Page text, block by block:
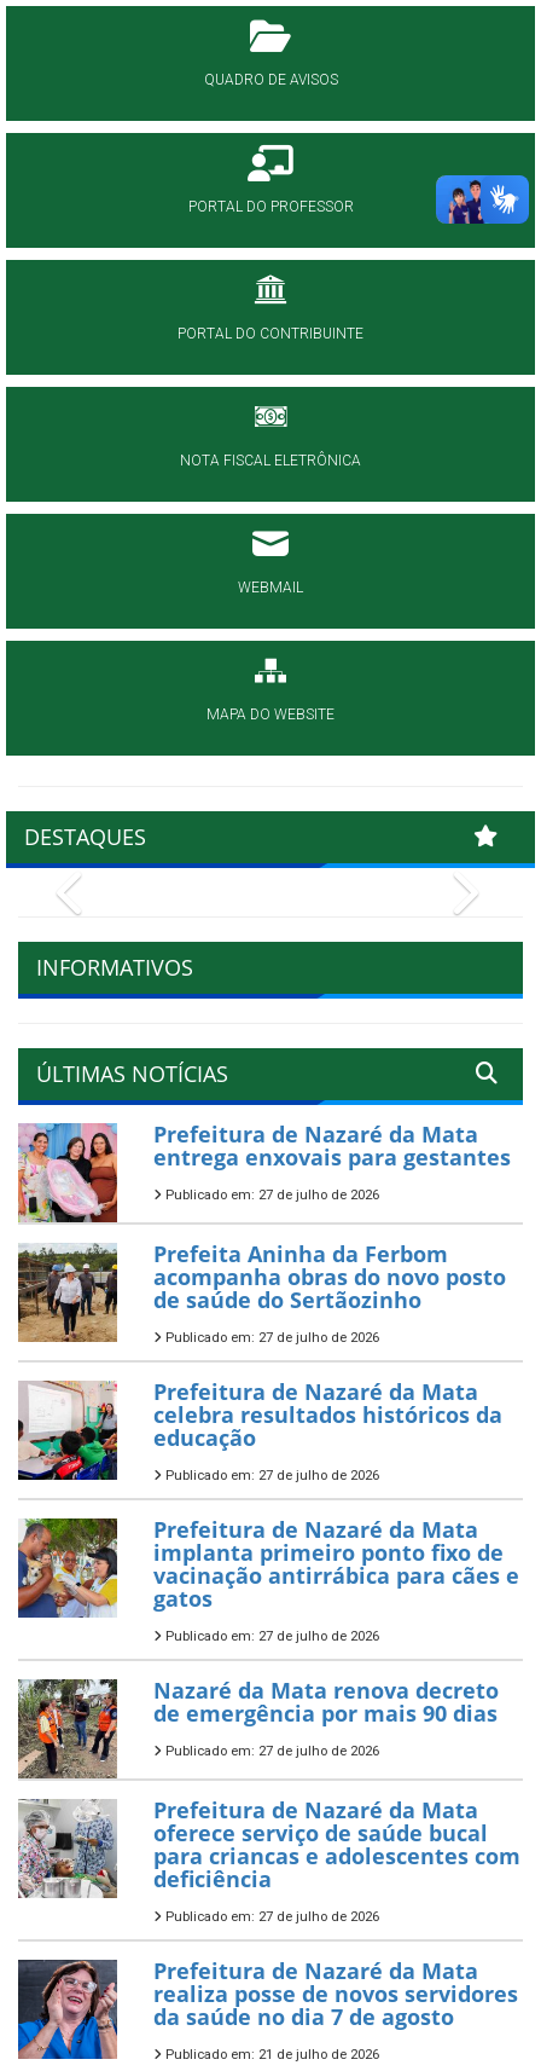
QUADRO DE AVISOS
PORTAL DO PROFESSOR
PORTAL DO CONTRIBUINTE
NOTA FISCAL ELETRÔNICA
WEBMAIL
MAPA DO WEBSITE
DESTAQUES
INFORMATIVOS
ÚLTIMAS NOTÍCIAS
Prefeitura de Nazaré da Mata
entrega enxovais para gestantes
Publicado em: 27 de julho de 2026
Prefeita Aninha da Ferbom
acompanha obras do novo posto
de saúde do Sertãozinho
Publicado em: 27 de julho de 2026
Prefeitura de Nazaré da Mata
celebra resultados históricos da
educação
Publicado em: 27 de julho de 2026
Prefeitura de Nazaré da Mata
implanta primeiro ponto fixo de
vacinação antirrábica para cães e
gatos
Publicado em: 27 de julho de 2026
Nazaré da Mata renova decreto
de emergência por mais 90 dias
Publicado em: 27 de julho de 2026
Prefeitura de Nazaré da Mata
oferece serviço de saúde bucal
para criancas e adolescentes com
deficiência
Publicado em: 27 de julho de 2026
Prefeitura de Nazaré da Mata
realiza posse de novos servidores
da saúde no dia 7 de agosto
Publicado em: 21 de julho de 2026